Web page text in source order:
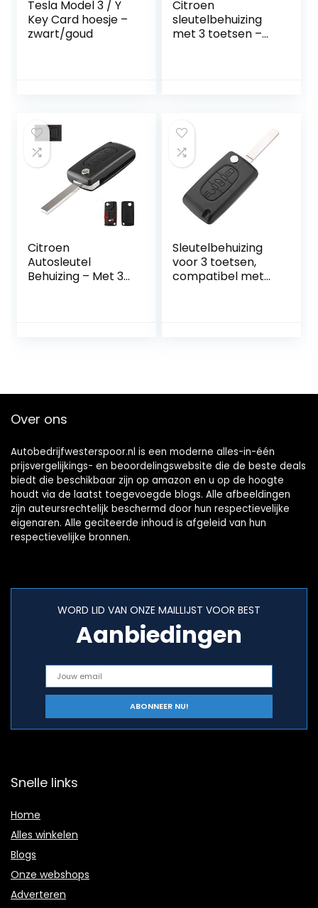
Tesla Model 3 / Y
Key Card hoesje –
zwart/goud
Citroen
sleutelbehuizing
met 3 toetsen –
Citroen
Autosleutel
Behuizing – Met 3
Sleutelbehuizing
voor 3 toetsen,
compatibel met
Over ons
Autobedrijfwesterspoor.nl is een moderne alles-in-één
prijsvergelijkings- en beoordelingswebsite die de beste deals
biedt die beschikbaar zijn op amazon en u op de hoogte
houdt via de laatst toegevoegde blogs. Alle afbeeldingen
zijn auteursrechtelijk beschermd door hun respectievelijke
eigenaren. Alle geciteerde inhoud is afgeleid van hun
respectievelijke bronnen.
WORD LID VAN ONZE MAILLIJST VOOR BEST
Aanbiedingen
Snelle links
Home
Alles winkelen
Blogs
Onze webshops
Adverteren